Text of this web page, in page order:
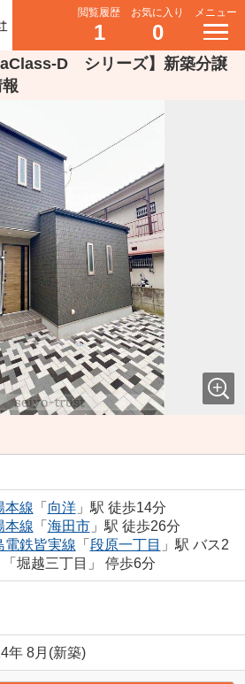
閲覧履歴
1
お気に入り
0
メニュー
D シリーズ】新築分譲
本線 「 向洋」駅 徒歩14分
本線 「 海田市」駅 徒歩26分
電鉄皆実線 「 段原一丁目 」駅 バス2
「堀越三丁目」 停歩6分
年 8月(新築)